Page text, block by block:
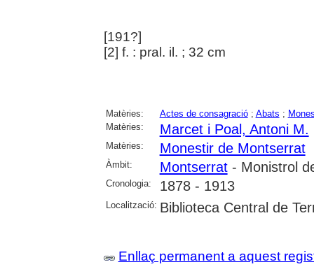
[191?]
[2] f. : pral. il. ; 32 cm
Matèries: Actes de consagració; Abats ;
Matèries:
Marcet i Poal, Antoni M.
Matèries: Monestir de Montserrat
Àmbit: Montserrat- Monistrol
Cronologia: 1878 - 1913
Localització: Biblioteca Central de
Enllaç permanent a aquest